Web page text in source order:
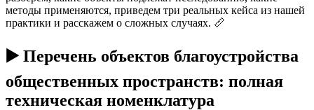
методы применяются, приведем три реальных кейса из нашей
практики и расскажем о сложных случаях. 📏
▶️ Перечень объектов благоустройства
общественных пространств: полная
техническая номенклатура